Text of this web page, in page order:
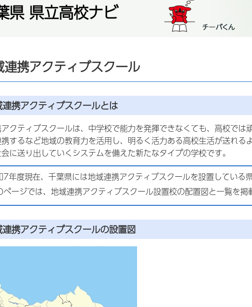
県 県立高校ナビ
連携アクティブスクール
携アクティブスクールとは
クティブスクールは、中学校で能力を発揮できなくても、高校で
するなど地域の教育力を活用し、明るく活力ある高校生活が送れ
に送り出していくシステムを備えた新たなタイプの学校です。
7年度現在、千葉県には地域連携アクティブスクールを設置している
ページでは、地域連携アクティブスクール設置校の配置図と一覧を掲
携アクティブスクールの設置図